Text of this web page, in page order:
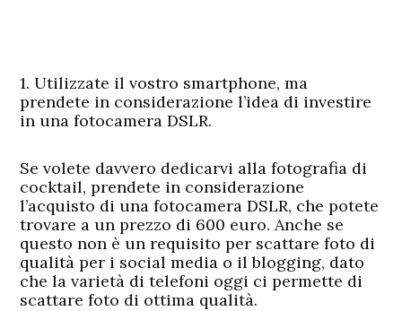
1. Utilizzate il vostro smartphone, ma
prendete in considerazione l’idea di investire
in una fotocamera DSLR.
Se volete davvero dedicarvi allafotografia di
cocktail, prendete in considerazione
l’acquisto di una fotocamera DSLR, che potete
trovare a un prezzo di 600 euro. Anche se
questo non è un requisito per scattare foto di
qualità per i social media o il blogging, dato
che la varietà di telefoni oggi ci permette di
scattare foto di ottima qualità.